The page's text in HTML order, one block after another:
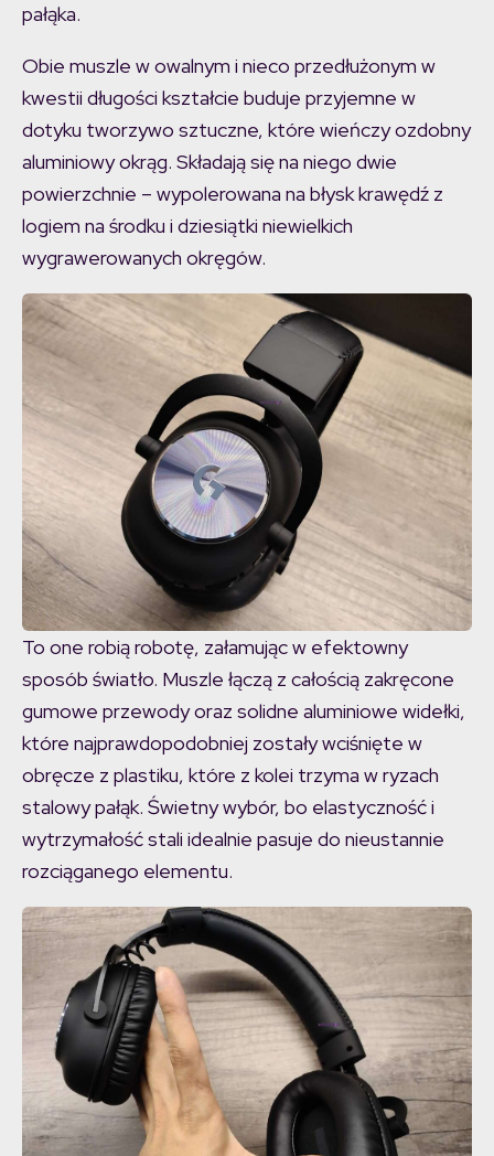
pałąka.
Obie muszle w owalnym i nieco przedłużonym w
kwestii długości kształcie buduje przyjemne w
dotyku tworzywo sztuczne, które wieńczy ozdobny
aluminiowy okrąg. Składają się na niego dwie
powierzchnie – wypolerowana na błysk krawędź z
logiem na środku i dziesiątki niewielkich
wygrawerowanych okręgów.
To one robią robotę, załamując w efektowny
sposób światło. Muszle łączą z całością zakręcone
gumowe przewody oraz solidne aluminiowe widełki,
które najprawdopodobniej zostały wciśnięte w
obręcze z plastiku, które z kolei trzyma w ryzach
stalowy pałąk. Świetny wybór, bo elastyczność i
wytrzymałość stali idealnie pasuje do nieustannie
rozciąganego elementu.